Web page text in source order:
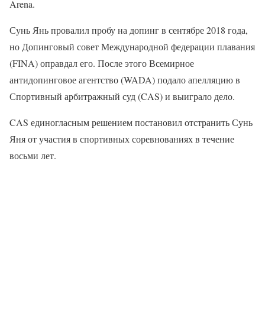
Arena.
Сунь Янь провалил пробу на допинг в сентябре 2018 года,
но Допинговый совет Международной федерации плавания
(FINA) оправдал его. После этого Всемирное
антидопинговое агентство (WADA) подало апелляцию в
Спортивный арбитражный суд (CAS) и выиграло дело.
CAS единогласным решением постановил отстранить Сунь
Яня от участия в спортивных соревнованиях в течение
восьми лет.